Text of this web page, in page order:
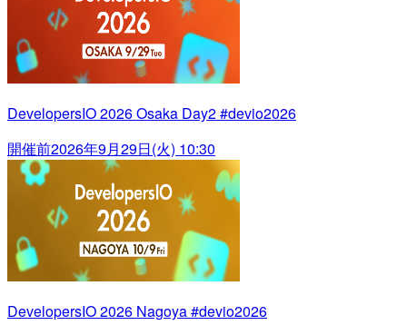
DevelopersIO 2026 Osaka Day2 #devio2026
開催前2026年9月29日(火) 10:30
DevelopersIO 2026 Nagoya #devio2026